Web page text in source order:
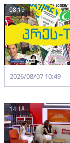
08:19
2026/08/07 10:49
14:18